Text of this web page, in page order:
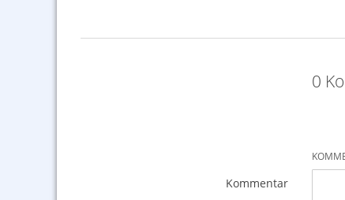
0
Kommentar